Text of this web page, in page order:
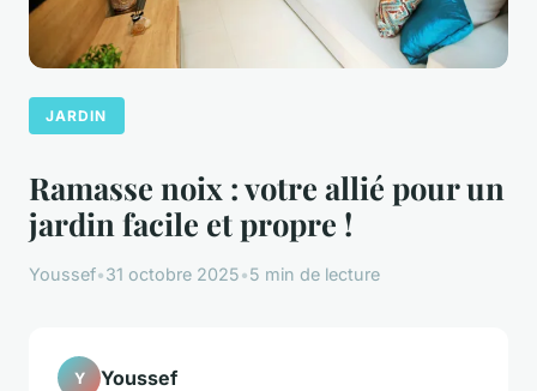
JARDIN
Ramasse noix : votre allié pour un
jardin facile et propre !
Youssef•31 octobre 2025•5 min de lecture
Y Youssef